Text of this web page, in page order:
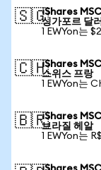
🇸🇬iShares
싱가포르 달러
1 EWYon는
🇨🇭iShares
스위스 프랑
1 EWYon는
🇧🇷iShares
브라질 헤알
1 EWYon는